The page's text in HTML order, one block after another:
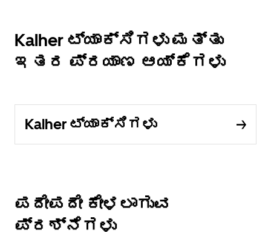
Kalher ಟ್ಯಾಕ್ಸಿಗಳು ಮತ್ತು
ಇತರ ಪ್ರಯಾಣ ಆಯ್ಕೆಗಳು
Kalher ಟ್ಯಾಕ್ಸಿಗಳು
ಪದೇಪದೇ ಕೇಳಲಾಗುವ
ಪ್ರಶ್ನೆಗಳು